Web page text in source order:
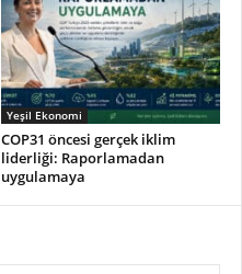
Yeşil Ekonomi
COP31 öncesi gerçek iklim
liderliği: Raporlamadan
uygulamaya